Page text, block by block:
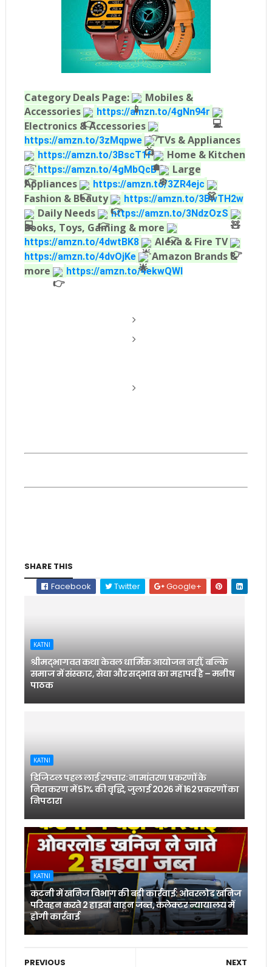
Category Deals Page:
Mobiles &
Accessories
https://amzn.to/4gNn94r
Electronics & Accessories
https://amzn.to/3zMqpwe TVs & Appliances
https://amzn.to/3BscT1f Home & Kitchen
https://amzn.to/4gMbQcB
Large
Appliances
https://amzn.to/3ZR4ejc
Fashion & Beauty https://amzn.to/3BwTH2w
Daily Needs https://amzn.to/3NdzOzS
Books, Toys, Gaming & more
https://amzn.to/4dwtBK8 Alexa & Fire TV
https://amzn.to/4dvOjKe
Amazon Brands &
more
https://amzn.to/4ekwQWl
SHARE THIS
Facebook
Twitter Google+
KATNI
श्रीमद्भागवत कथा केवल धार्मिक आयोजन नहीं, बल्कि
समाज में संस्कार, सेवा और सद्भाव का महापर्व है – मनीष
पाठक
KATNI
डिजिटल पहल लाई रफ्तार: नामांतरण प्रकरणों के
निराकरण में 51% की वृद्धि, जुलाई 2026 में 162 प्रकरणों का
निपटारा
KATNI
कटनी में खनिज विभाग की बड़ी कार्रवाई: ओवरलोड खनिज
परिवहन करते 2 हाइवा वाहन जब्त, कलेक्टर न्यायालय में
होगी कार्रवाई
NEXT
PREVIOUS